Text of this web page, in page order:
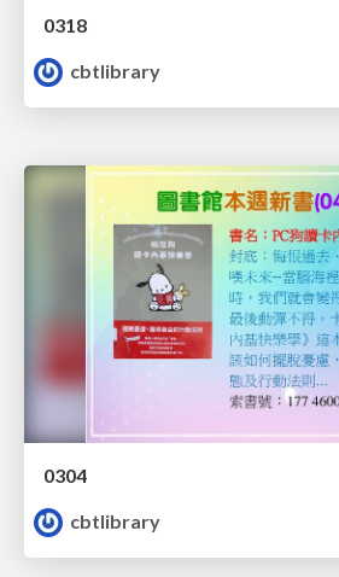
0318
cbtlibrary
0304
cbtlibrary